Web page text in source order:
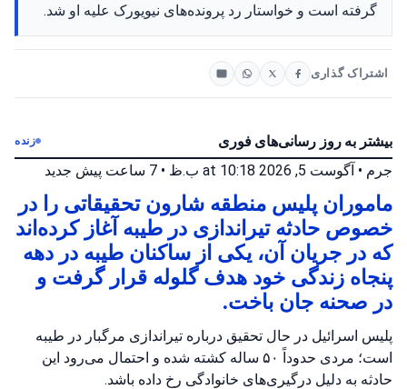
گرفته است و خواستار رد پرونده‌های نیویورک علیه او شد.
اشتراک گذاری
بیشتر به روز رسانی‌های فوری زنده
جرم • آگوست 5, 2026 at 10:18 ب.ظ • 7 ساعت پیش جدید
ماموران پلیس منطقه شارون تحقیقاتی را در
خصوص حادثه تیراندازی در طیبه آغاز کرده‌اند
که در جریان آن، یکی از ساکنان طیبه در دهه
پنجاه زندگی خود هدف گلوله قرار گرفت و
در صحنه جان باخت.
پلیس اسرائیل در حال تحقیق درباره تیراندازی مرگبار در طیبه
است؛ مردی حدوداً ۵۰ ساله کشته شده و احتمال می‌رود این
حادثه به دلیل درگیری‌های خانوادگی رخ داده باشد.